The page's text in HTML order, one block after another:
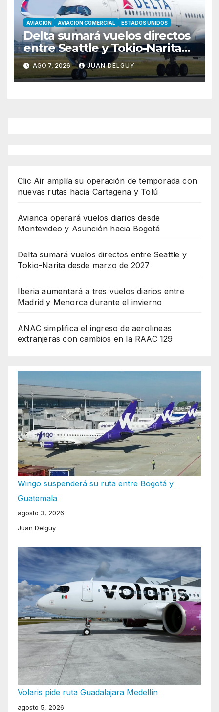
AVIACION AVIACION COMERCIAL ESTADOS UNIDOS
Delta sumará vuelos directos
entre Seattle y Tokio-Narita
desde marzo de 2027
AGO 7, 2026 JUAN DELGUY
Clic Air amplía su operación de temporada con
nuevas rutas hacia Cartagena y Tolú
Avianca operará vuelos diarios desde
Montevideo y Asunción hacia Bogotá
Delta sumará vuelos directos entre Seattle y
Tokio-Narita desde marzo de 2027
Iberia aumentará a tres vuelos diarios entre
Madrid y Menorca durante el invierno
ANAC simplifica el ingreso de aerolíneas
extranjeras con cambios en la RAAC 129
Wingo suspenderá su ruta entre Bogotá y
Guatemala
agosto 3, 2026
Juan Delguy
Volaris pide ruta Guadalajara Medellín
agosto 5, 2026